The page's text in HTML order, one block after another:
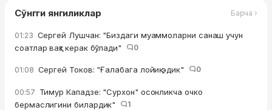
Сўнгги янгиликлар Барча ›
01:23 Сергей Лушчан: "Биздаги муаммоларни санаш учун
соатлар вақт керак бўлади"
0
01:08 Сергей Токов: "Ғалабага лойиқ эдик" 0
00:57 Тимур Кападзе: "Сурхон" осонликча очко
бермаслигини билардик"
1